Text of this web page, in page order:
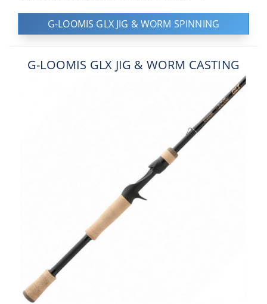
G-LOOMIS GLX JIG & WORM SPINNING
G-LOOMIS GLX JIG & WORM CASTING